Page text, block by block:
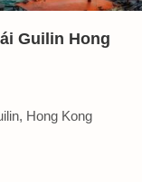
Guilin Hong
Hong Kong